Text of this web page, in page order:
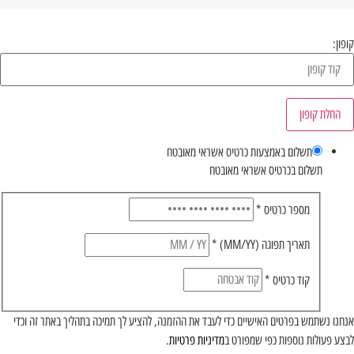
קופון:
החלת קופון
תשלום באמצעות כרטיס אשראי מאובטח
תשלום בכרטיס אשראי מאובטח
מספר כרטיס *
תאריך תפוגה (MM/YY) *
קוד כרטיס *
אנחנו נשתמש בפרטים האישיים כדי לעבד את ההזמנה, להציע לך תמיכה בתהליך באתר זה וכדי
לבצע פעולות נוספות כפי שמפורט במדיניות פרטיות.